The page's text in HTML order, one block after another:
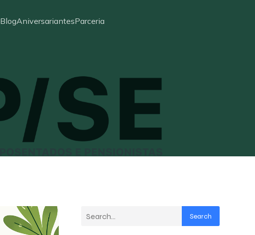
BlogAniversariantesParceria
Search